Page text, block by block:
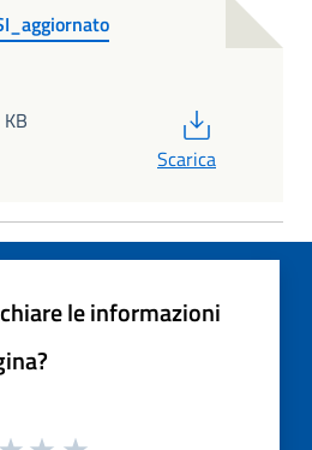
Scarica
le informazioni